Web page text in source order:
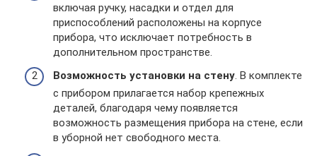
включая ручку, насадки и отдел для
приспособлений расположены на корпусе
прибора, что исключает потребность в
дополнительном пространстве.
Возможность установки на стену. В комплекте
с прибором прилагается набор крепежных
деталей, благодаря чему появляется
возможность размещения прибора на стене, если
в уборной нет свободного места.